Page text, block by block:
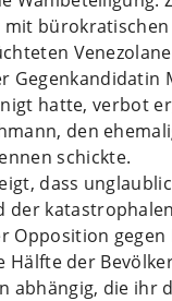
Gegenkandidatin
hatte, verbot
den
schickte.
dass
der
Opposition gegen
Hälfte der
abhängig, die ihr